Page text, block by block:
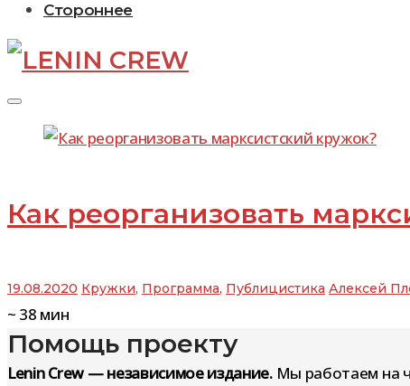
Стороннее
Рубрика:
Кружки
Как реорганизовать
19.08.2020 Кружки, Программа, Публицистика Алексей
~ 38 мин
Помощь проекту
Lenin Crew — независимое издание.Мы работаем на